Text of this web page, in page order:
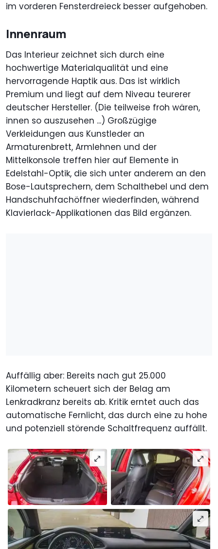
im vorderen Fensterdreieck besser aufgehoben.
Innenraum
Das Interieur zeichnet sich durch eine
hochwertige Materialqualität und eine
hervorragende Haptik aus. Das ist wirklich
Premium und liegt auf dem Niveau teurerer
deutscher Hersteller. (Die teilweise froh wären,
innen so auszusehen ...) Großzügige
Verkleidungen aus Kunstleder an
Armaturenbrett, Armlehnen und der
Mittelkonsole treffen hier auf Elemente in
Edelstahl-Optik, die sich unter anderem an den
Bose-Lautsprechern, dem Schalthebel und dem
Handschuhfachöffner wiederfinden, während
Klavierlack-Applikationen das Bild ergänzen.
Auffällig aber: Bereits nach gut 25.000
Kilometern scheuert sich der Belag am
Lenkradkranz bereits ab. Kritik erntet auch das
automatische Fernlicht, das durch eine zu hohe
und potenziell störende Schaltfrequenz auffällt.